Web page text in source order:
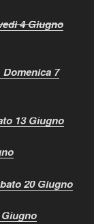
4 Giugno
Domenica 7
13 Giugno
20 Giugno